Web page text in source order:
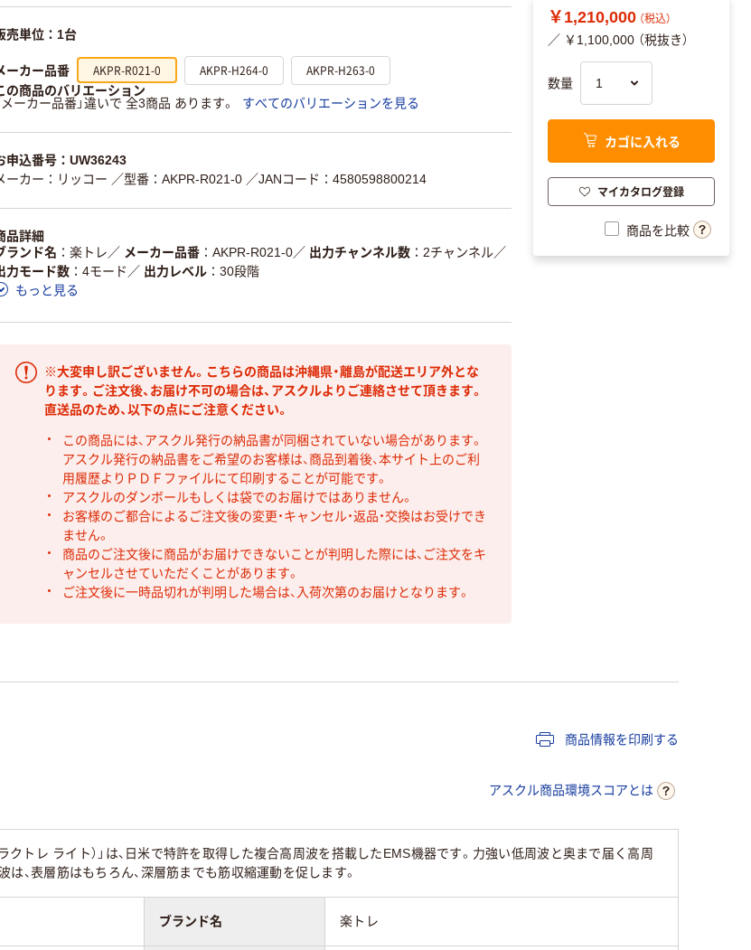
売単位：1台
ーカー品番 AKPR-R021-0 AKPR-H264-0 AKPR-H263-0
の商品のバリエーション
メーカー品番」違いで 全3商品 あります。
すべてのバリエーションを見る
申込番号：UW36243
ーカー：リッコー ／型番：AKPR-R021-0 ／JANコード：4580598800214
品詳細
ランド名
楽トレ ／ メーカー品番 AKPR-R021-0／ 出力チャンネル数 2チャンネル／
力モード数
4モード ／ 出力レベル
30段階
もっと見る
※大変申し訳ございません。こちらの商品は沖縄県・離島が配送エリア外とな
ります。ご注文後、お届け不可の場合は、アスクルよりご連絡させて頂きます。
直送品のため、以下の点にご注意ください。
この商品には、アスクル発行の納品書が同梱されていない場合があります。
アスクル発行の納品書をご希望のお客様は、商品到着後、本サイト上のご利
用履歴よりＰＤＦファイルにて印刷することが可能です。
アスクルのダンボールもしくは袋でのお届けではありません。
お客様のご都合によるご注文後の変更・キャンセル・返品・交換はお受けでき
ません。
商品のご注文後に商品がお届けできないことが判明した際には、ご注文をキ
ャンセルさせていただくことがあります。
ご注文後に一時品切れが判明した場合は、入荷次第のお届けとなります。
￥1,210,000 （税込）
／ ￥1,100,000 （税抜き）
数量
カゴに入れる
マイカタログ登録
商品を比較
商品情報を印刷する
アスクル商品環境スコアとは
クトレ ライト）」は、日米で特許を取得した複合高周波を搭載したEMS機器です。力強い低周波と奥まで届く高周
、表層筋はもちろん、深層筋までも筋収縮運動を促します。
ブランド名 楽トレ